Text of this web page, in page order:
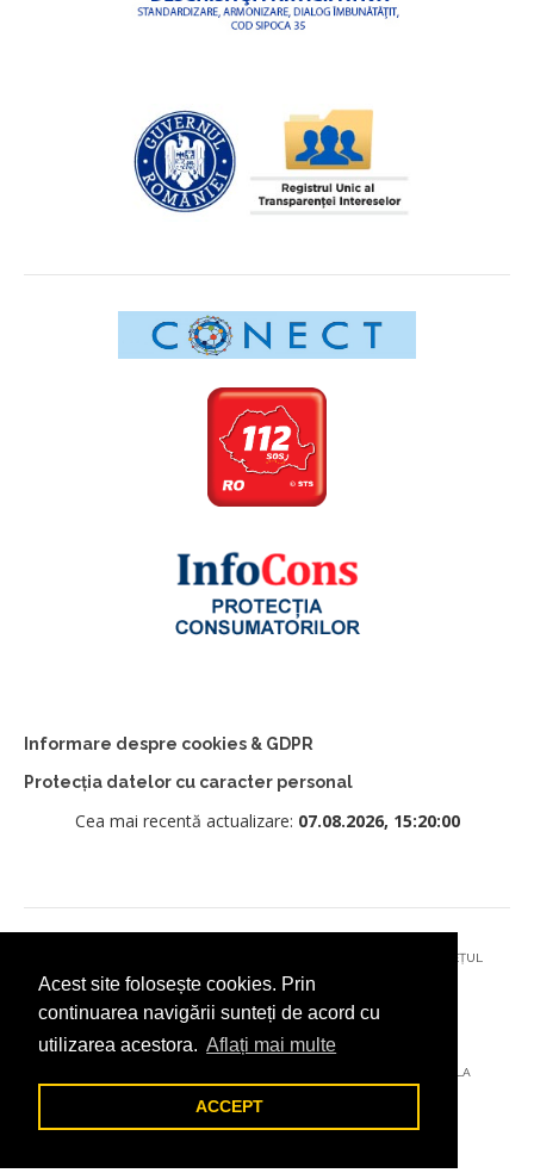
Acest site folosește cookies. Prin
continuarea navigării sunteți de acord cu
utilizarea acestora. Aflați mai multe
ACCEPT
Informare despre cookies & GDPR
Protecția datelor cu caracter personal
Cea mai recentă actualizare: 07.08.2026, 15:20:00
© 2026 - PRIMĂRIA MUNICIPIULUI CÂMPULUNG MOLDOVENESC, JUDEȚUL
SUCEAVA
AȚI ÎNTÂMPINAT O PROBLEMĂ TEHNICĂ? TRIMITEȚI-NE UN EMAIL LA
DIGITAL@ADDICTAD.RO